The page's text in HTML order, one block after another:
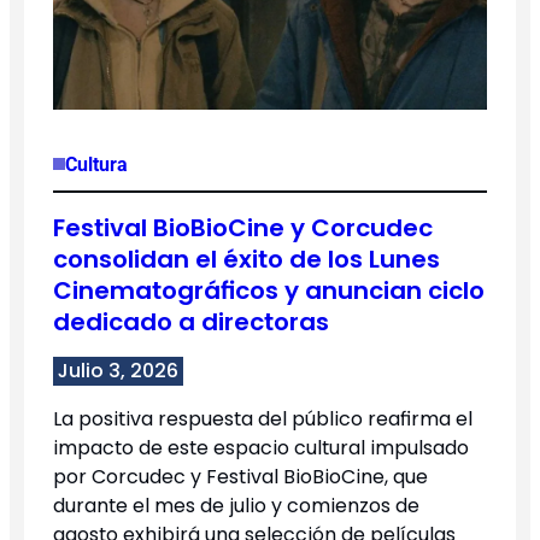
Cultura
Festival BioBioCine y Corcudec
consolidan el éxito de los Lunes
Cinematográficos y anuncian ciclo
dedicado a directoras
Julio 3, 2026
La positiva respuesta del público reafirma el
impacto de este espacio cultural impulsado
por Corcudec y Festival BioBioCine, que
durante el mes de julio y comienzos de
agosto exhibirá una selección de películas